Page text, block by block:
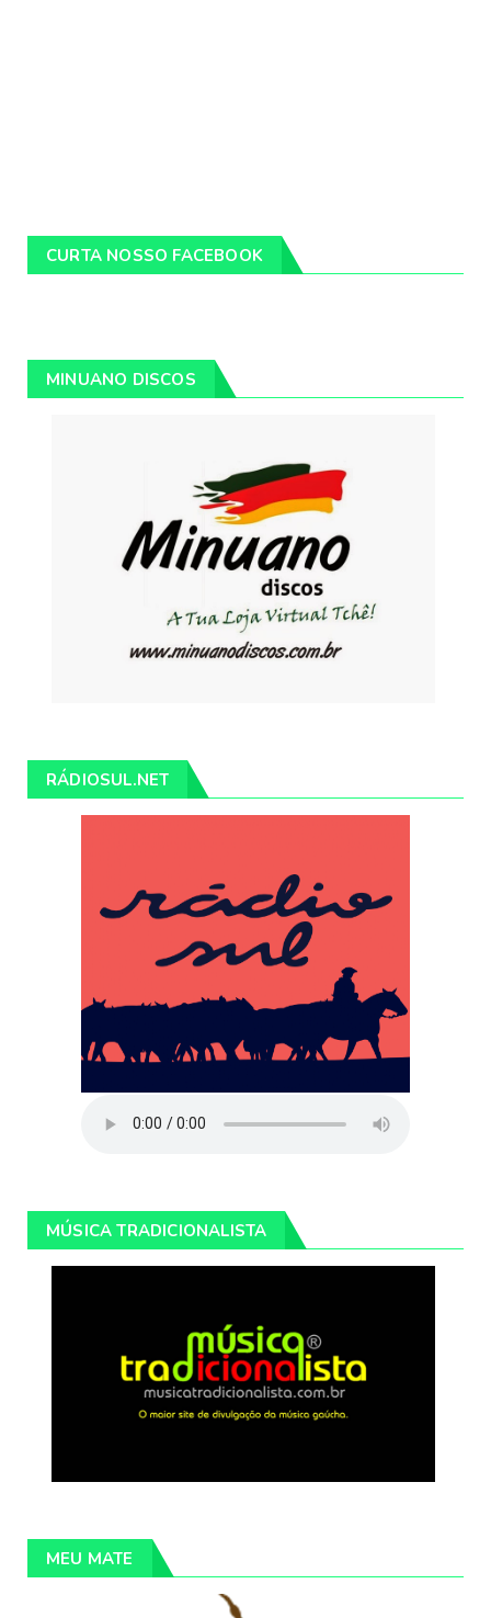
CURTA NOSSO FACEBOOK
MINUANO DISCOS
RÁDIOSUL.NET
MÚSICA TRADICIONALISTA
MEU MATE